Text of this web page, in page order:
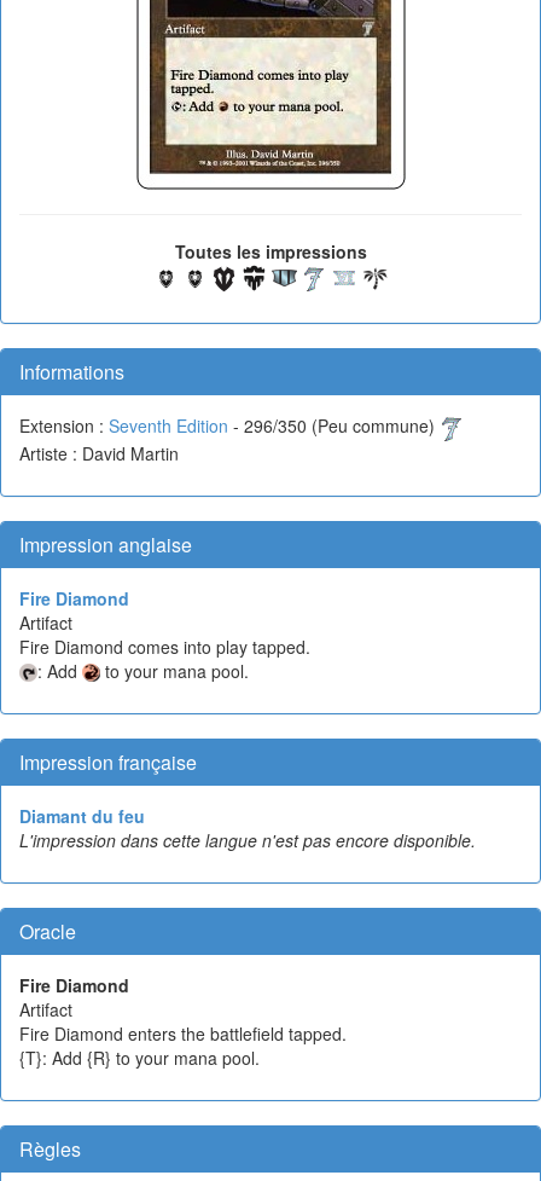
Toutes les impressions
Informations
Extension : Seventh Edition - 296/350 (Peu commune)
Artiste : David Martin
Impression anglaise
Fire Diamond
Artifact
Fire Diamond comes into play tapped.
: Add
to your mana pool.
Impression française
Diamant du feu
L'impression dans cette langue n'est pas encore disponible.
Oracle
Fire Diamond
Artifact
Fire Diamond enters the battlefield tapped.
{T}: Add {R} to your mana pool.
Règles